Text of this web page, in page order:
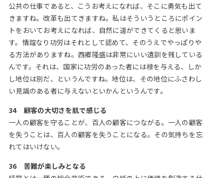
公共の仕事であると、こうお考えになれば、そこに勇気も出て
きますね。改革も出てきますね。私はそういうところにポイン
トをおいてお考えになれば、自然に道ができてくると思いま
す。情誼なり功労はそれとして認めて、そのうえでやっぱりや
る方法がありますね。西郷隆盛は非常にいい遺訓を残している
んです。それは、国家に功労のあった者には禄を与える、しか
し地位は別だ、というんですね。地位は、その地位にふさわし
い見識のある者に与えないといかんというんです。
34 顧客の大切さを肌で感じる
一人の顧客を守ることが、百人の顧客につながる。一人の顧客
を失うことは、百人の顧客を失うことになる。その気持ちを忘
れてはいけない。
36 苦難が楽しみとなる